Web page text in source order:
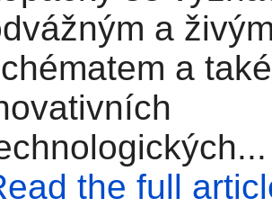
a
a
the full